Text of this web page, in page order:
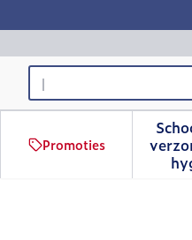
Product, merk,
Promoties